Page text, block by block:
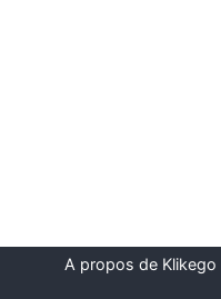
A propos de Klikego